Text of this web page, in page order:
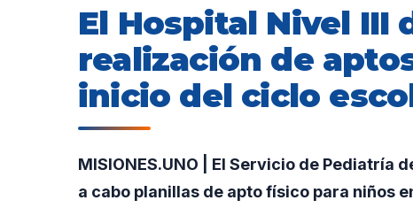
El Hospital Nivel III
realización de
inicio del ciclo
MISIONES.UNO | El Servicio de Pediatría
a cabo planillas de apto físico para niños